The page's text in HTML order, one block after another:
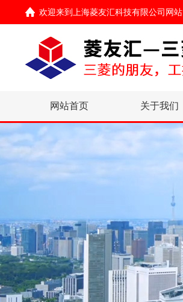
欢迎来到 上海菱友汇科技有限公司网站
网站首页 关于我们